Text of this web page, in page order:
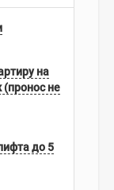
на
(пронос не
до 5